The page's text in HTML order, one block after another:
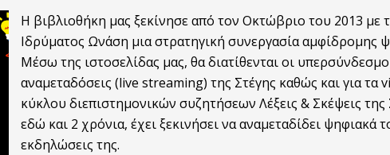
Η βιβλιοθήκη μας ξεκίνησε από τον Οκτώβριο του 2013 με
Ιδρύματος Ωνάση μια στρατηγική συνεργασία αμφίδρομης
Μέσω της ιστοσελίδας μας, θα διατίθενται οι
αναμεταδόσεις (live streaming) της Στέγης καθώς και για
κύκλου διεπιστημονικών συζητήσεων Λέξεις & Σκέψεις
εδώ και 2 χρόνια, έχει ξεκινήσει να αναμεταδίδει ψηφιακά
εκδηλώσεις της.